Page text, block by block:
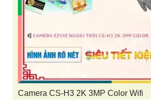
Camera CS-H3 2K 3MP Color Wifi